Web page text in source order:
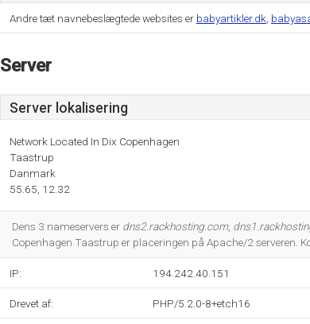
Andre tæt navnebeslægtede websites er babyartikler.dk
Server
Server lokalisering
Network Located In Dix Copenhagen
Taastrup
Danmark
55.65, 12.32
Dens 3 nameservers er dns2.rackhosting.com,
Copenhagen Taastrup er placeringen på Apache/2 serveren.
IP: 194.242.40.151
Drevet af: PHP/5.2.0-8+etch16